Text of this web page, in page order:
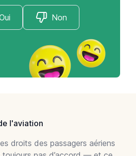
Non
l'aviation
droits des passagers aériens